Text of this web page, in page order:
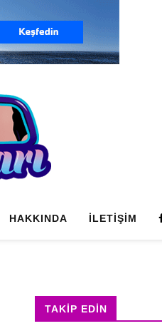
HAKKINDA İLETIŞIM
TAKIP EDIN